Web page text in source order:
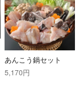
あんこう鍋セット
5,170円